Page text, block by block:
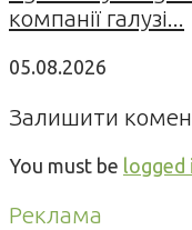
компанії галузі...
05.08.2026
Залишити
You must be logged
Реклама